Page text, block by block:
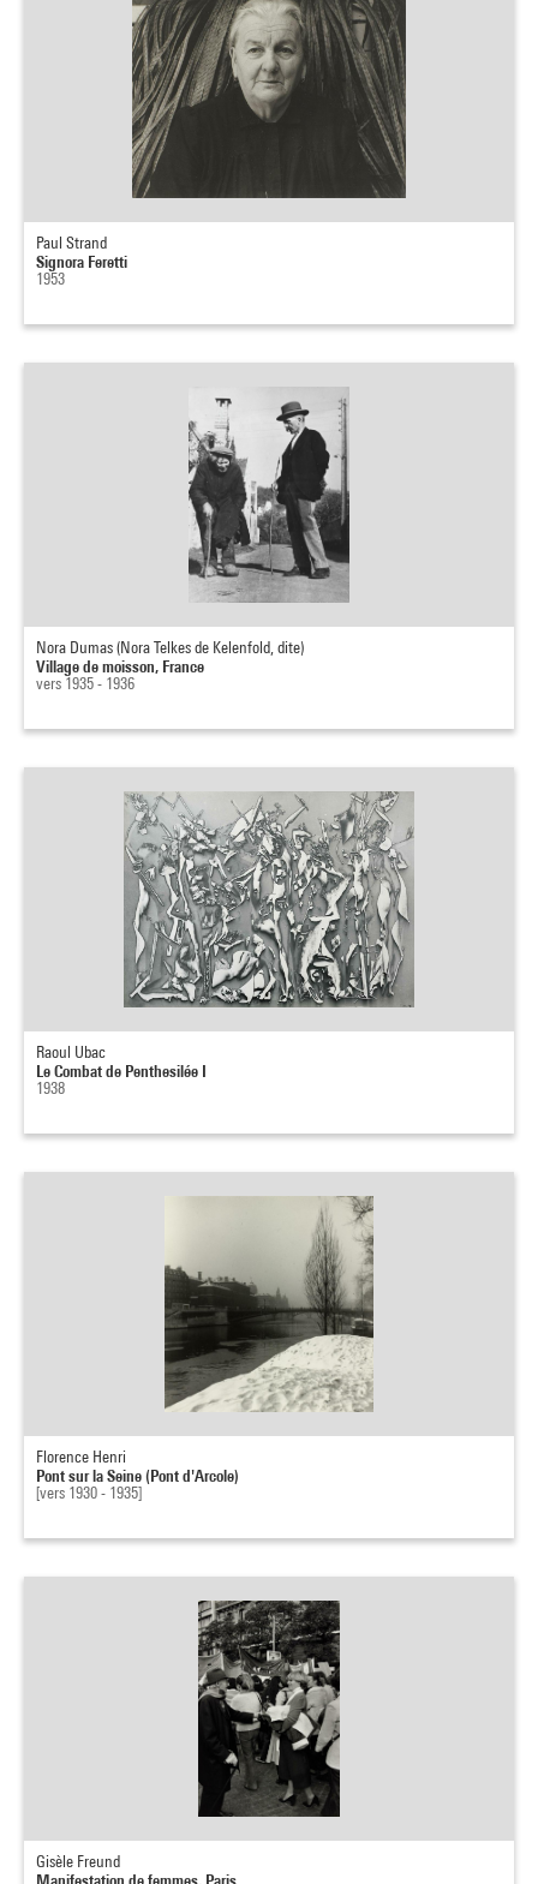
Paul Strand
Signora Feretti
1953
Nora Dumas (Nora Telkes de Kelenfold, dite)
Village de moisson, France
vers 1935 - 1936
Raoul Ubac
Le Combat de Penthesilée I
1938
Florence Henri
Pont sur la Seine (Pont d'Arcole)
[vers 1930 - 1935]
Gisèle Freund
Manifestation de femmes, Paris